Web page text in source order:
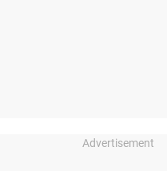
Advertisement